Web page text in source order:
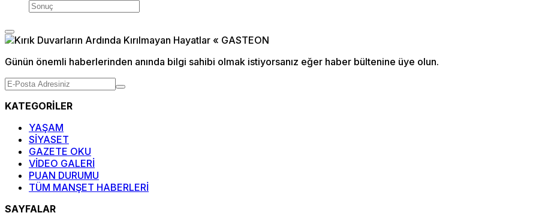
Günün önemli haberlerinden anında bilgi sahibi olmak istiyorsanız eğer haber bültenine üye olun.
KATEGORİLER
YAŞAM
SİYASET
GAZETE OKU
VİDEO GALERİ
PUAN DURUMU
TÜM MANŞET HABERLERİ
SAYFALAR